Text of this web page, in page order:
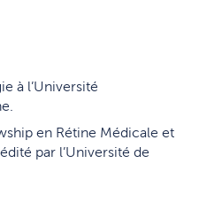
à l’Université
en Rétine Médicale et
par l’Université de